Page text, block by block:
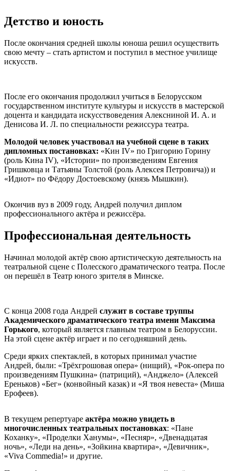
Детство и юность
После окончания средней школы юноша решил осуществить
свою мечту – стать артистом и поступил в местное училище
искусств.
После его окончания продолжил учиться в Белорусском
государственном институте культуры и искусств в мастерской
доцента и кандидата искусствоведения Алексниной И. А. и
Денисова И. Л. по специальности режиссура театра.
Молодой человек участвовал на учебной сцене в таких
дипломных постановках: «Кин IV» по Григорию Горину
(роль Кина IV), «Истории» по произведениям Евгения
Гришковца и Татьяны Толстой (роль Алексея Петровича)) и
«Идиот» по Фёдору Достоевскому (князь Мышкин).
Окончив вуз в 2009 году, Андрей получил диплом
профессионального актёра и режиссёра.
Профессиональная деятельность
Начинал молодой актёр свою артистическую деятельность на
театральной сцене с Полесского драматического театра. После
он перешёл в Театр юного зрителя в Минске.
С конца 2008 года Андрей служит в составе труппы
Академического драматического театра имени Максима
Горького, который является главным театром в Белоруссии.
На этой сцене актёр играет и по сегодняшний день.
Среди ярких спектаклей, в которых принимал участие
Андрей, были: «Трёхгрошовая опера» (нищий), «Рок-опера по
произведениям Пушкина» (патриций), «Анджело» (Алексей
Ереньков) «Бег» (конвойный казак) и «Я твоя невеста» (Миша
Ерофеев).
В текущем репертуаре актёра можно увидеть в
многочисленных театральных постановках: «Пане
Коханку», «Проделки Ханумы», «Песняр», «Двенадцатая
ночь», «Леди на день», «Зойкина квартира», «Девичник»,
«Viva Commedia!» и другие.